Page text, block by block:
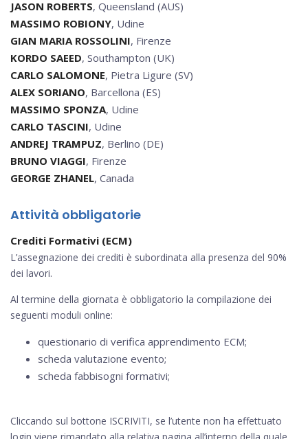
JASON ROBERTS, Queensland (AUS)
MASSIMO ROBIONY, Udine
GIAN MARIA ROSSOLINI, Firenze
KORDO SAEED, Southampton (UK)
CARLO SALOMONE, Pietra Ligure (SV)
ALEX SORIANO, Barcellona (ES)
MASSIMO SPONZA, Udine
CARLO TASCINI, Udine
ANDREJ TRAMPUZ, Berlino (DE)
BRUNO VIAGGI, Firenze
GEORGE ZHANEL, Canada
Attività obbligatorie
Crediti Formativi (ECM)
L’assegnazione dei crediti è subordinata alla presenza del 90%
dei lavori.
Al termine della giornata è obbligatorio la compilazione dei
seguenti moduli online:
questionario di verifica apprendimento ECM;
scheda valutazione evento;
scheda fabbisogni formativi;
Cliccando sul bottone ISCRIVITI, se l’utente non ha effettuato